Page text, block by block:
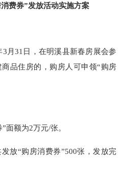
费券”发放活动实施方案
31日，在明溪县新春房展会参
品住房的，购房人可申领“购房
额为2万元/张。
“购房消费券”500张，发放完